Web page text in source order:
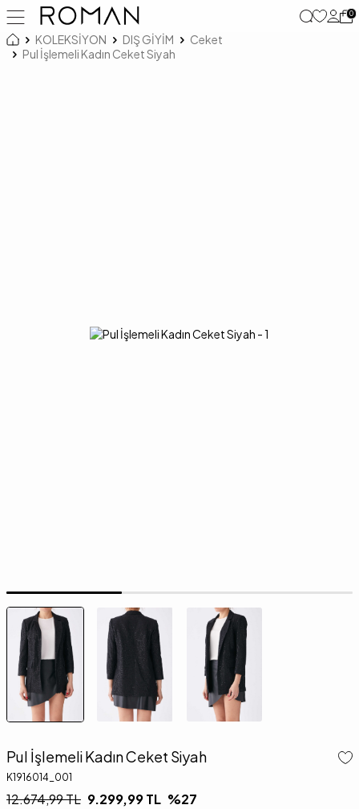
0
KOLEKSİYON DIŞ GİYİM
Ceket
Pul İşlemeli Kadın Ceket Siyah
Pul İşlemeli Kadın Ceket Siyah
K1916014_001
12.674,99TL 9.299,99TL %27